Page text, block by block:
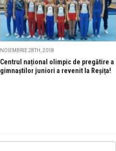
NOIEMBRIE 28TH, 2018
Centrul național olimpic de pregătire a
gimnaștilor juniori a revenit la Reșița!